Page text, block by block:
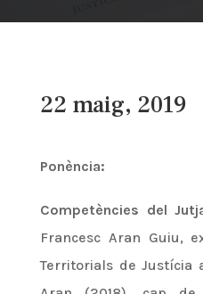
22 maig, 2019
Ponència:
Competències del
Francesc Aran Guiu,
Territorials de Justícia